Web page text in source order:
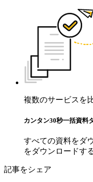
複数のサービスを
カンタン30秒一括資料
すべての資料をダ
をダウンロードす
記事をシェア